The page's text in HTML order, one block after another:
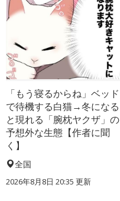
「もう寝るからね」ベッド
で待機する白猫→冬になる
と現れる「腕枕ヤクザ」の
予想外な生態【作者に聞
く】
全国
2026年8月8日 20:35 更新